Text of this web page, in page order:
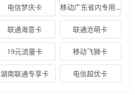
电信梦庆卡 移动广东省内专用卡
联通海意卡 联通沧萌卡
19元流量卡 移动飞狮卡
湖南联通专享卡 电信超优卡